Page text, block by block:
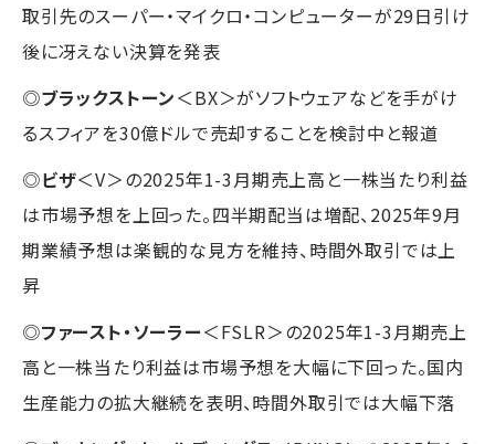
取引先のスーパー・マイクロ・コンピューターが29日引け
後に冴えない決算を発表
◎ブラックストーン＜BX＞がソフトウェアなどを手がけ
るスフィアを30億ドルで売却することを検討中と報道
◎ビザ＜V＞の2025年1-3月期売上高と一株当たり利益
は市場予想を上回った。四半期配当は増配、2025年9月
期業績予想は楽観的な見方を維持、時間外取引では上
昇
◎ファースト・ソーラー＜FSLR＞の2025年1-3月期売上
高と一株当たり利益は市場予想を大幅に下回った。国内
生産能力の拡大継続を表明、時間外取引では大幅下落